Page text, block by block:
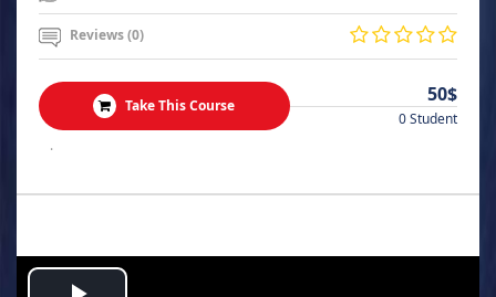
Reviews (0)
Take This Course 50$
0 Student
.